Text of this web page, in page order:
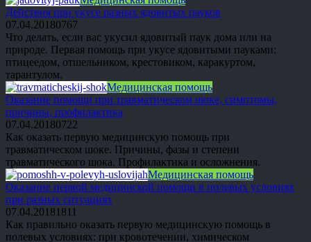
Действия при укусе разных ядовитых пауков
07.04.20180767
Что делать, если вас укусил ядовитый паук дома или на
природе. Первая помощь при укусе ядовитыми пауками:
птицеедом, отшельником, крестовиком, каракуртом,
тарантулом.
Медицинская помощь
Оказание помощи при травматическом шоке, симптомы,
причины, профилактика
07.04.20180722
Как оказать первую медицинскую помощь при
травматическом шоке. Причины, фазы и степени
травматического шока. Профилактика и осложнения.
Медицинская помощь
Оказание первой медицинской помощи в полевых условиях
при разных ситуациях
07.04.20181 811
Как правильно оказать первую медицинскую помощь в
полевых условиях: при кровотечении, химическом